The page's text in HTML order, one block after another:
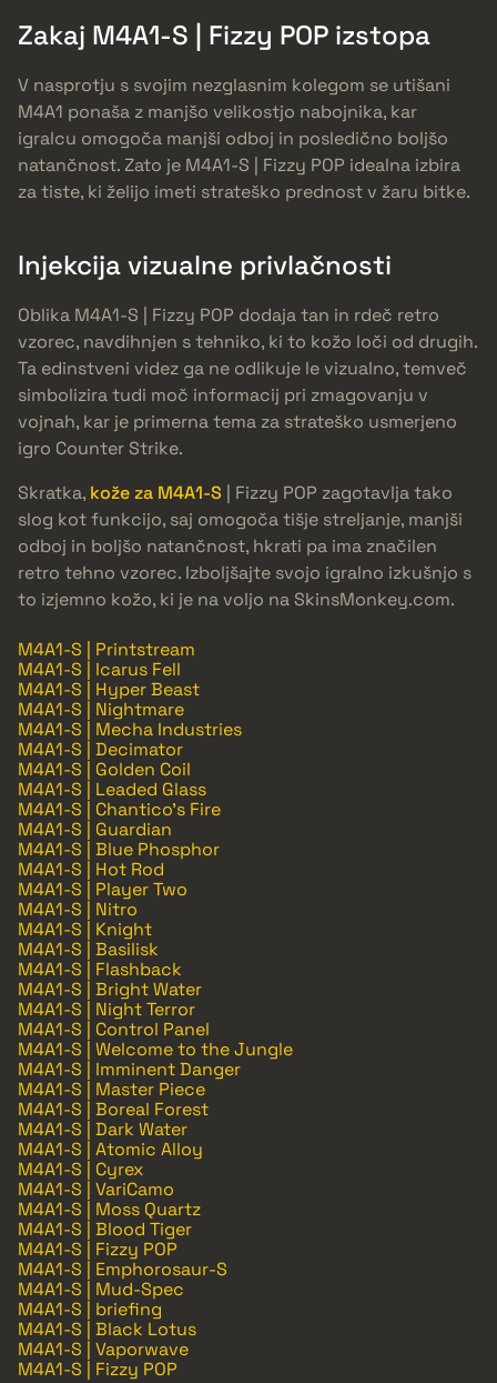
Zakaj M4A1-S | Fizzy POP izstopa
V nasprotju s svojim nezglasnim kolegom se utišani
M4A1 ponaša z manjšo velikostjo nabojnika, kar
igralcu omogoča manjši odboj in posledično boljšo
natančnost. Zato je M4A1-S | Fizzy POP idealna izbira
za tiste, ki želijo imeti strateško prednost v žaru bitke.
Injekcija vizualne privlačnosti
Oblika M4A1-S | Fizzy POP dodaja tan in rdeč retro
vzorec, navdihnjen s tehniko, ki to kožo loči od drugih.
Ta edinstveni videz ga ne odlikuje le vizualno, temveč
simbolizira tudi moč informacij pri zmagovanju v
vojnah, kar je primerna tema za strateško usmerjeno
igro Counter Strike.
Skratka, kože za M4A1-S | Fizzy POP zagotavlja tako
slog kot funkcijo, saj omogoča tišje streljanje, manjši
odboj in boljšo natančnost, hkrati pa ima značilen
retro tehno vzorec. Izboljšajte svojo igralno izkušnjo s
to izjemno kožo, ki je na voljo na SkinsMonkey.com.
M4A1-S | Printstream
M4A1-S | Icarus Fell
M4A1-S | Hyper Beast
M4A1-S | Nightmare
M4A1-S | Mecha Industries
M4A1-S | Decimator
M4A1-S | Golden Coil
M4A1-S | Leaded Glass
M4A1-S | Chantico's Fire
M4A1-S | Guardian
M4A1-S | Blue Phosphor
M4A1-S | Hot Rod
M4A1-S | Player Two
M4A1-S | Nitro
M4A1-S | Knight
M4A1-S | Basilisk
M4A1-S | Flashback
M4A1-S | Bright Water
M4A1-S | Night Terror
M4A1-S | Control Panel
M4A1-S | Welcome to the Jungle
M4A1-S | Imminent Danger
M4A1-S | Master Piece
M4A1-S | Boreal Forest
M4A1-S | Dark Water
M4A1-S | Atomic Alloy
M4A1-S | Cyrex
M4A1-S | VariCamo
M4A1-S | Moss Quartz
M4A1-S | Blood Tiger
M4A1-S | Fizzy POP
M4A1-S | Emphorosaur-S
M4A1-S | Mud-Spec
M4A1-S | briefing
M4A1-S | Black Lotus
M4A1-S | Vaporwave
M4A1-S | Fizzy POP